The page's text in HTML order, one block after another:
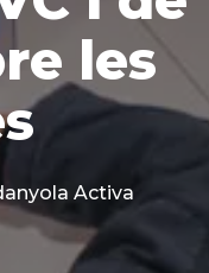
les
Activa